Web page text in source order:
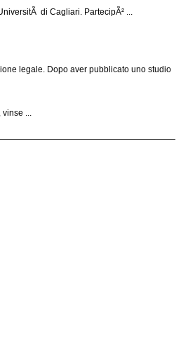
di Cagliari. PartecipÃ² ...
legale. Dopo aver pubblicato uno studio
...